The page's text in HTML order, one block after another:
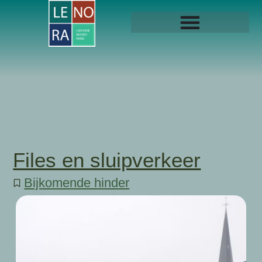
Files en sluipverkeer
Bijkomende hinder